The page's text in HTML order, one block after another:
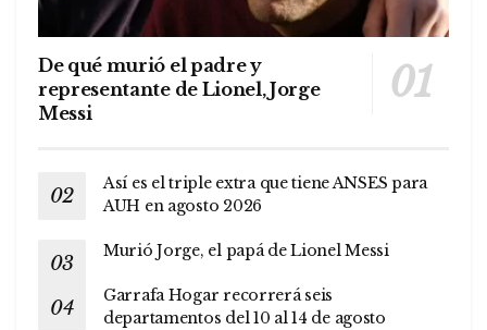
De qué murió el padre y
representante de Lionel, Jorge
Messi
Así es el triple extra que tiene ANSES para
AUH en agosto 2026
Murió Jorge, el papá de Lionel Messi
Garrafa Hogar recorrerá seis
departamentos del 10 al 14 de agosto